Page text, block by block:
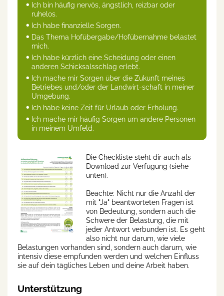
Ich bin häufig nervös, ängstlich, reizbar oder
ruhelos.
Ich habe finanzielle Sorgen.
Das Thema Hofübergabe/Hofübernahme belastet
mich.
Ich habe kürzlich eine Scheidung oder einen
anderen Schicksalsschlag erlebt.
Ich mache mir Sorgen über die Zukunft meines
Betriebes und/oder der Landwirt-schaft in meiner
Umgebung.
Ich habe keine Zeit für Urlaub oder Erholung.
Ich mache mir häufig Sorgen um andere Personen
in meinem Umfeld.
Die Checkliste steht dir auch als
Download zur Verfügung (siehe
unten).
Beachte: Nicht nur die Anzahl der
mit "Ja" beantworteten Fragen ist
von Bedeutung, sondern auch die
Schwere der Belastung, die mit
jeder Antwort verbunden ist. Es geht
also nicht nur darum, wie viele
Belastungen vorhanden sind, sondern auch darum, wie
intensiv diese empfunden werden und welchen Einfluss
sie auf dein tägliches Leben und deine Arbeit haben.
Unterstützung